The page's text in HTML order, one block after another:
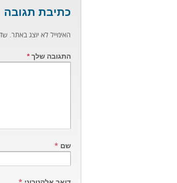
כתיבת תגובה
האימייל לא יוצג באתר.
התגובה שלך*
שם *